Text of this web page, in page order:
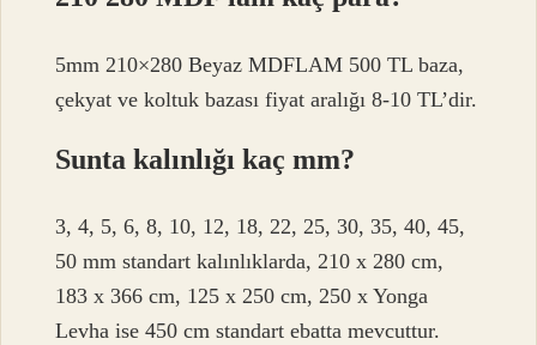
5mm 210×280 Beyaz MDFLAM 500 TL baza,
çekyat ve koltuk bazası fiyat aralığı 8-10 TL’dir.
Sunta kalınlığı kaç mm?
3, 4, 5, 6, 8, 10, 12, 18, 22, 25, 30, 35, 40, 45,
50 mm standart kalınlıklarda, 210 x 280 cm,
183 x 366 cm, 125 x 250 cm, 250 x Yonga
Levha ise 450 cm standart ebatta mevcuttur.